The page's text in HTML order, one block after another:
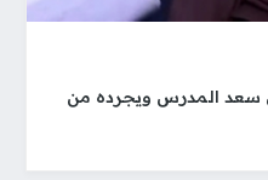
سعد المدرس ويجرده من